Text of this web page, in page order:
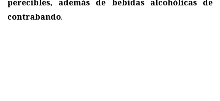
perecibles, además de bebidas alcohólicas de
contrabando.